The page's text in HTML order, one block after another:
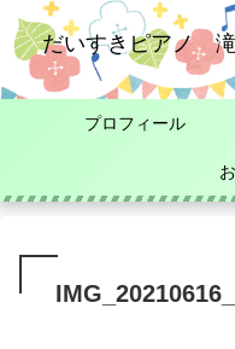
だいすきピアノ
プロフィール